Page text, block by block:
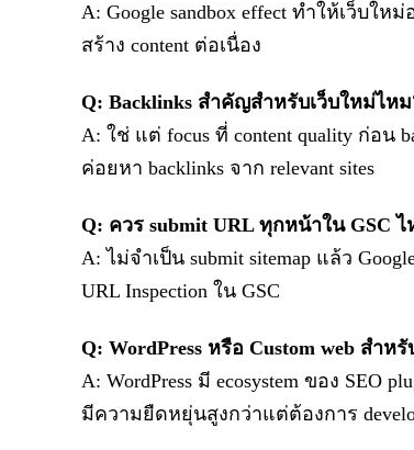
A: Google sandbox effect ทำให้เว็บใ
สร้าง content ต่อเนื่อง
Q: Backlinks สำคัญสำหรับเว็บใหม่ไหม
A: ใช่ แต่ focus ที่ content quality ก่อ
ค่อยหา backlinks จาก relevant sites
Q: ควร submit URL ทุกหน้าใน GSC ไ
A: ไม่จำเป็น submit sitemap แล้ว
URL Inspection ใน GSC
Q: WordPress หรือ Custom web สำห
A: WordPress มี ecosystem ของ SEO
มีความยืดหยุ่นสูงกว่าแต่ต้องการ